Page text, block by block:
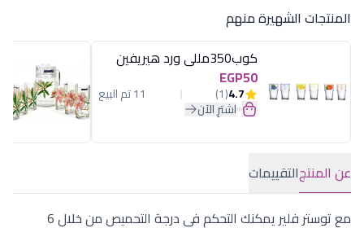
المنتجات الشهيرة منهم
كوب350مللى ورد هيريفين
EGP50
4.7
(1) 11 تم البيع
اشترِ الآن
عن المنتجالتقييمات
مع توستر فلير يمكنك التحكم في درجة التحميص من خلال 6